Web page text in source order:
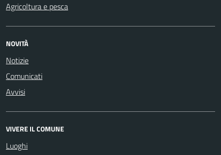
Agricoltura e pesca
NOVITÀ
Notizie
Comunicati
Avvisi
VIVERE IL COMUNE
Luoghi